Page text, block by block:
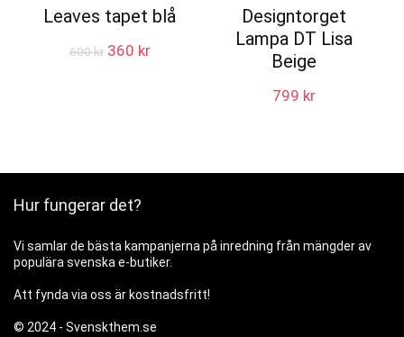
Leaves tapet blå
600kr Det
360 krDet
Designtorget
Lampa DT Lisa
Beige
799 kr
Hur fungerar det?
Vi samlar de bästa kampanjerna på inredning från mängder av
populära svenska e-butiker.
Att fynda via oss är kostnadsfritt!
© 2024 - Svenskthem.se